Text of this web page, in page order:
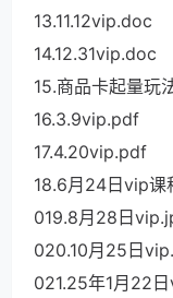
13.11.12vip.doc
14.12.31vip.doc
15.商品卡起量
16.3.9vip.pdf
17.4.20vip.pdf
18.6月24日vip课
019.8月28日
020.10月25日
021.25年1月22